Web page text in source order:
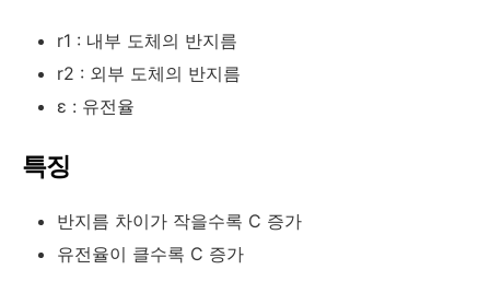
r1 : 내부 도체의 반지름
r2 : 외부 도체의 반지름
ε : 유전율
특징
반지름 차이가 작을수록 C 증가
유전율이 클수록 C 증가